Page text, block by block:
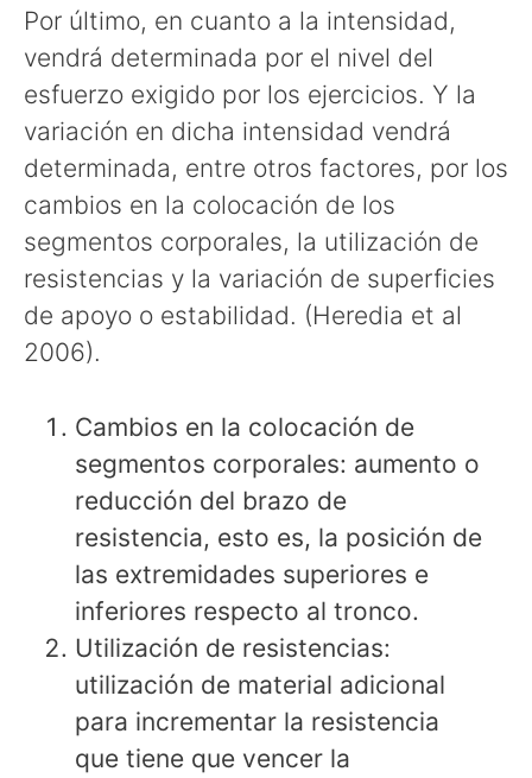
Por último, en cuanto a la intensidad,
vendrá determinada por el nivel del
esfuerzo exigido por los ejercicios. Y la
variación en dicha intensidad vendrá
determinada, entre otros factores, por los
cambios en la colocación de los
segmentos corporales, la utilización de
resistencias y la variación de superficies
de apoyo o estabilidad. (Heredia et al
2006).
Cambios en la colocación de
segmentos corporales: aumento o
reducción del brazo de
resistencia, esto es, la posición de
las extremidades superiores e
inferiores respecto al tronco.
Utilización de resistencias:
utilización de material adicional
para incrementar la resistencia
que tiene que vencer la